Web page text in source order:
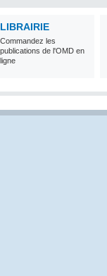
LIBRAIRIE
Commandez les
publications de l'OMD en
ligne